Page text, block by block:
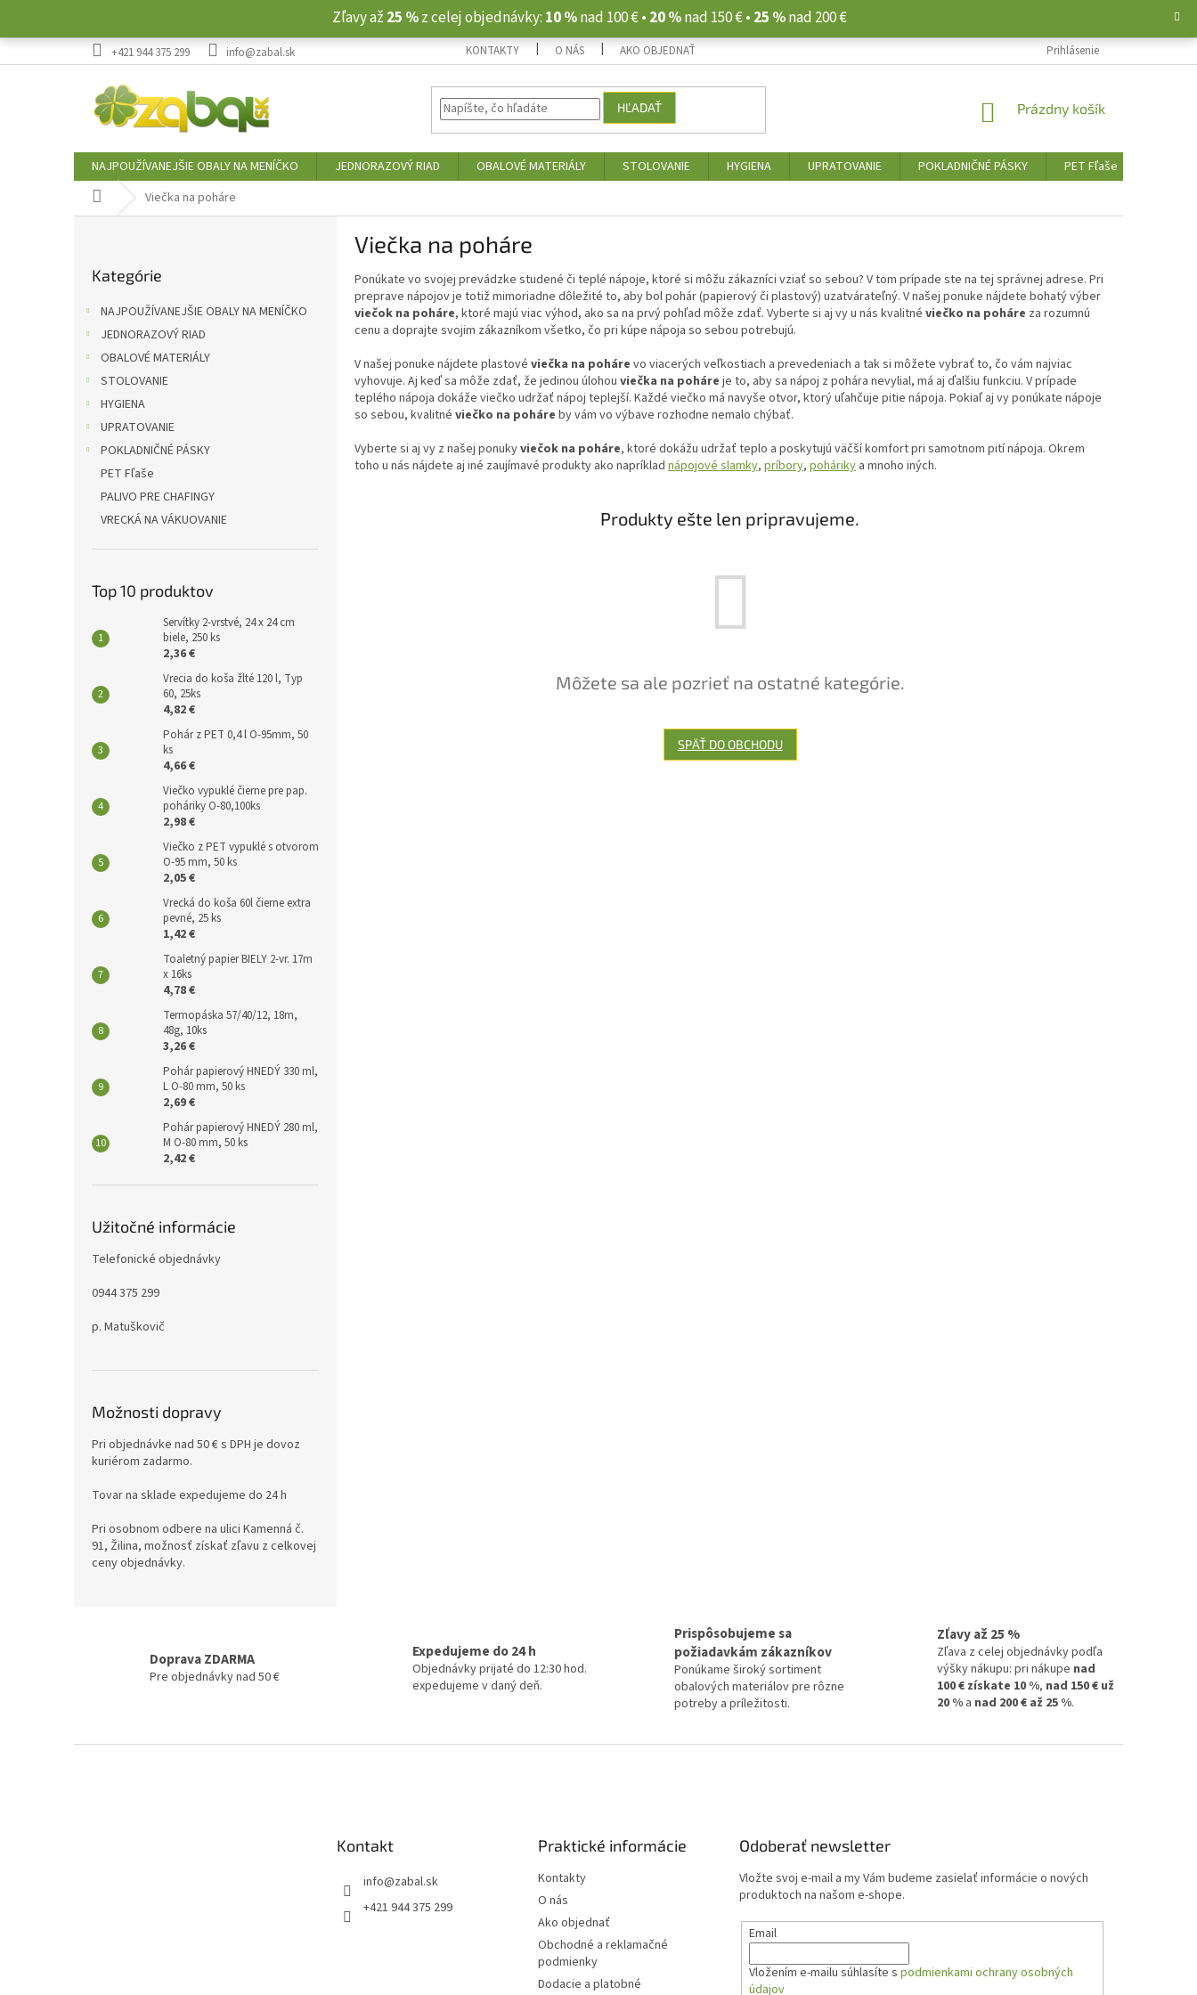
obsah
Zľavy až 25 %z celej objednávky: 10 %nad 100 € • 20 %nad 150 € • 25 %nad 200 €
+421 944 375 299 info@zabal.sk KONTAKTY O NÁS AKO OBJEDNAŤ Prihlásenie
HĽADAŤ
NÁKUPNÝ
Prázdny košík
NAJPOUŽÍVANEJŠIE OBALY NA MENÍČKO JEDNORAZOVÝ RIAD OBALOVÉ MATERIÁLY STOLOVANIE HYGIENA UPRATOVANIE POKLADNIČNÉ PÁSKY PET Fľaše
DomovViečka na poháre
kategórie
Kategórie
NAJPOUŽÍVANEJŠIE OBALY NA MENÍČKO
JEDNORAZOVÝ RIAD
OBALOVÉ MATERIÁLY
STOLOVANIE
HYGIENA
UPRATOVANIE
POKLADNIČNÉ PÁSKY
PET Fľaše
PALIVO PRE CHAFINGY
VRECKÁ NA VÁKUOVANIE
Top 10 produktov
Servítky 2-vrstvé, 24 x 24 cm
biele, 250 ks
2,36 €
Vrecia do koša žlté 120 l, Typ
60, 25ks
4,82 €
Pohár z PET 0,4 l O-95mm, 50
ks
4,66 €
Viečko vypuklé čierne pre pap.
poháriky O-80,100ks
2,98 €
Viečko z PET vypuklé s otvorom
O-95 mm, 50 ks
2,05 €
Vrecká do koša 60l čierne extra
pevné, 25 ks
1,42 €
Toaletný papier BIELY 2-vr. 17m
x 16ks
4,78 €
Termopáska 57/40/12, 18m,
48g, 10ks
3,26 €
Pohár papierový HNEDÝ 330 ml,
L O-80 mm, 50 ks
2,69 €
Pohár papierový HNEDÝ 280 ml,
M O-80 mm, 50 ks
2,42 €
Užitočné informácie
Telefonické objednávky
0944 375 299
p. Matuškovič
Možnosti dopravy
Pri objednávke nad 50 € s DPH je dovoz
kuriérom zadarmo.
Tovar na sklade expedujeme do 24 h
Pri osobnom odbere na ulici Kamenná č.
91, Žilina, možnosť získať zľavu z celkovej
ceny objednávky.
Viečka na poháre
Ponúkate vo svojej prevádzke studené či teplé nápoje, ktoré si môžu zákazníci vziať so sebou? V tom prípade ste na tej správnej adrese. Pri
preprave nápojov je totiž mimoriadne dôležité to, aby bol pohár (papierový či plastový) uzatvárateľný. V našej ponuke nájdete bohatý výber
viečok na poháre, ktoré majú viac výhod, ako sa na prvý pohľad môže zdať. Vyberte si aj vy u nás kvalitné viečko na poháre za rozumnú
cenu a doprajte svojim zákazníkom všetko, čo pri kúpe nápoja so sebou potrebujú.
V našej ponuke nájdete plastové viečka na poháre vo viacerých veľkostiach a prevedeniach a tak si môžete vybrať to, čo vám najviac
vyhovuje. Aj keď sa môže zdať, že jedinou úlohou viečka na poháre je to, aby sa nápoj z pohára nevylial, má aj ďalšiu funkciu. V prípade
teplého nápoja dokáže viečko udržať nápoj teplejší. Každé viečko má navyše otvor, ktorý uľahčuje pitie nápoja. Pokiaľ aj vy ponúkate nápoje
so sebou, kvalitné viečko na poháre by vám vo výbave rozhodne nemalo chýbať.
Vyberte si aj vy z našej ponukyviečok na poháre, ktoré dokážu udržať teplo a poskytujú väčší komfort pri samotnom pití nápoja. Okrem
toho u nás nájdete aj iné zaujímavé produkty ako napríklad nápojové slamky, príbory, poháriky a mnoho iných.
Produkty ešte len pripravujeme.
Môžete sa ale pozrieť na ostatné kategórie.
SPÄŤ DO OBCHODU
Doprava ZDARMA
Pre objednávky nad 50 €
Expedujeme do 24 h
Objednávky prijaté do 12:30 hod.
expedujeme v daný deň.
Prispôsobujeme sa
požiadavkám zákazníkov
Ponúkame široký sortiment
obalových materiálov pre rôzne
potreby a príležitosti.
Zľavy až 25 %
Zľava z celej objednávky podľa
výšky nákupu: pri nákupe nad
100 € získate 10 %, nad 150 € už
20 %a nad 200 € až 25 %.
Kontakt
info@zabal.sk
+421 944 375 299
Praktické informácie
Kontakty
O nás
Ako objednať
Obchodné a reklamačné
podmienky
Dodacie a platobné
Odoberať newsletter
Vložte svoj e-mail a my Vám budeme zasielať informácie o nových
produktoch na našom e-shope.
Email
Vložením e-mailu súhlasíte spodmienkami ochrany osobných
údajov